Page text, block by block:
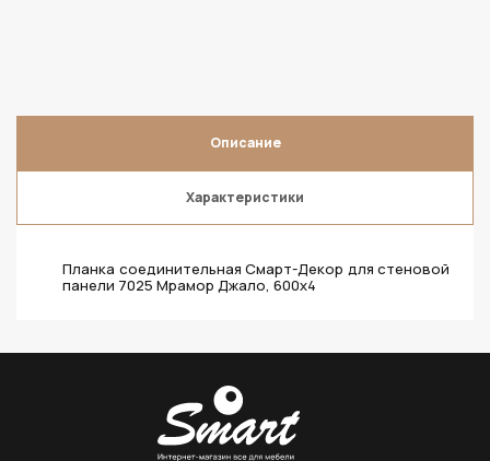
Описание
Характеристики
Планка соединительная Смарт-Декор для стеновой
панели 7025 Мрамор Джало, 600x4